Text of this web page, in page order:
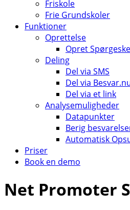
Friskole
Frie Grundskoler
Funktioner
Oprettelse
Opret
Deling
Del via SMS
Del via
Del via et link
Analysemuligheder
Datapunkter
Berig
Automatisk
Priser
Book en demo
Net Promoter